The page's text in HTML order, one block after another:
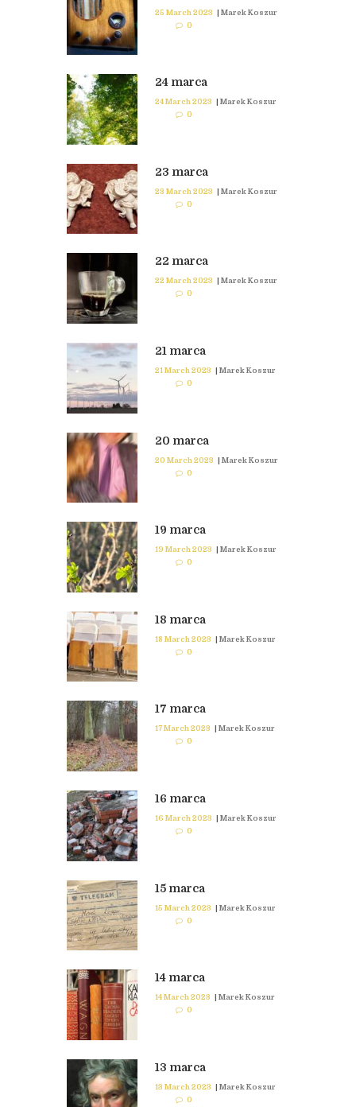
25 March 2023 | Marek Koszur
0
24 marca
24 March 2023 | Marek Koszur
0
23 marca
23 March 2023 | Marek Koszur
0
22 marca
22 March 2023
Marek Koszur
0
21 marca
21 March 2023 | Marek Koszur
0
20 marca
20 March 2023 | Marek Koszur
0
19 marca
19 March 2023 | Marek Koszur
0
18 marca
18 March 2023 | Marek Koszur
0
17 marca
17 March 2023
Marek Koszur
0
16 marca
16 March 2023 | Marek Koszur
0
15 marca
15 March 2023 | Marek Koszur
0
14 marca
14 March 2023 | Marek Koszur
0
13 marca
13 March 2023 | Marek Koszur
0